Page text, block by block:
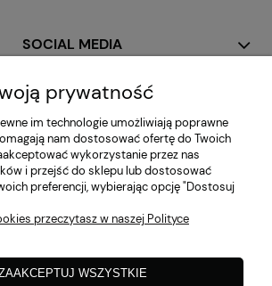
SOCIAL MEDIA
MOJE KONTO
I DOSTAWA
INFORMACJE
O NAS
prywatność
im technologie umożliwiają poprawne
nam dostosować ofertę do Twoich
wykorzystanie przez nas
i przejść do sklepu lub dostosować
preferencji, wybierając opcję "Dostosuj
przeczytasz w naszej Polityce
WSZYSTKIE